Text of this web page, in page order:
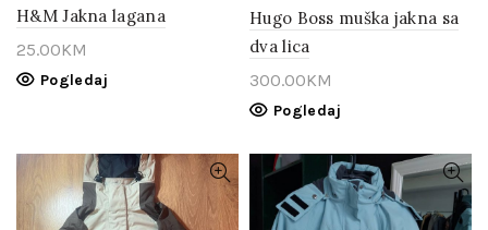
H&M Jakna lagana
25.00KM
Pogledaj
Hugo Boss muška jakna sa
dva lica
300.00KM
Pogledaj